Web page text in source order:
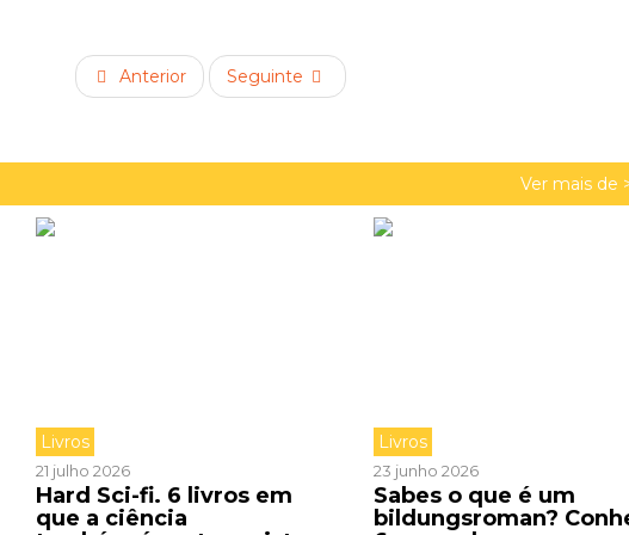
Anterior Seguinte
Ver mais de
Livros
21 julho 2026
Hard Sci-fi. 6 livros em
que a ciência
Livros
23 junho 2026
Sabes o que é um
bildungsroman?